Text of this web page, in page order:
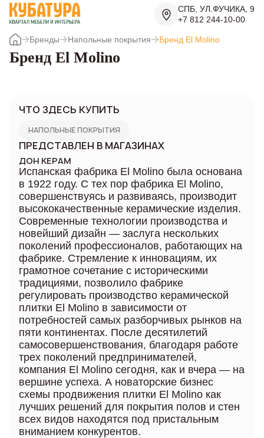
СПБ, УЛ.ФУЧИКА, 9
+7 812 244-10-00
Бренды Напольные покрытия Бренд El Molino
Бренд El Molino
ЧТО ЗДЕСЬ КУПИТЬ
НАПОЛЬНЫЕ ПОКРЫТИЯ
ПРЕДСТАВЛЕН В МАГАЗИНАХ
ДОН КЕРАМ
Испанская фабрика El Molino была основана
в 1922 году. С тех пор фабрика El Molino,
совершенствуясь и развиваясь, производит
высококачественные керамические изделия.
Современные технологии производства и
новейший дизайн — заслуга нескольких
поколений профессионалов, работающих на
фабрике. Стремление к инновациям, их
грамотное сочетание с историческими
традициями, позволило фабрике
регулировать производство керамической
плитки El Molino в зависимости от
потребностей самых разборчивых рынков на
пяти континентах. После десятилетий
самосовершенствования, благодаря работе
трех поколений предпринимателей,
компания El Molino сегодня, как и вчера — на
вершине успеха. А новаторские бизнес
схемы продвижения плитки El Molino как
лучших решений для покрытия полов и стен
всех видов находятся под пристальным
вниманием конкурентов.